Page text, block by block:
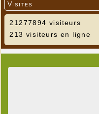
Visites
21277894 visiteurs
213 visiteurs en ligne